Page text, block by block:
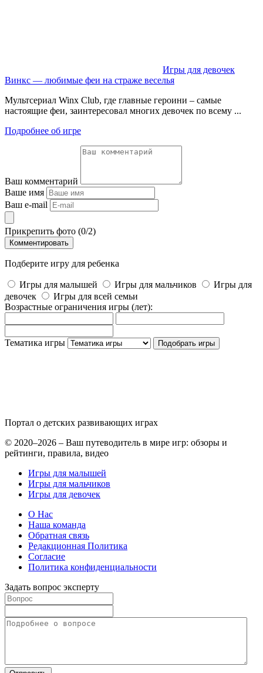
Игры для девочек
Винкс — любимые феи на страже веселья
Мультсериал Winx Club, где главные героини – самые
настоящие феи, заинтересовал многих девочек по всему ...
Подробнее об игре
Ваш комментарий
Ваше имя
Ваш e-mail
Прикрепить фото (0/2)
Комментировать
Подберите игру для ребенка
Игры для малышей Игры для мальчиков
Игры для
девочек
Игры для всей семьи
Возрастные ограничения игры (лет):
Тематика игры Подобрать игры
Портал о детских развивающих играх
© 2020–2026 – Ваш путеводитель в мире игр: обзоры и
рейтинги, правила, видео
Игры для малышей
Игры для мальчиков
Игры для девочек
О Нас
Наша команда
Обратная связь
Редакционная Политика
Согласие
Политика конфиденциальности
Задать вопрос эксперту